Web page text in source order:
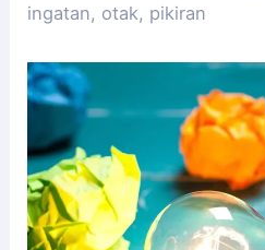
ingatan, otak, pikiran